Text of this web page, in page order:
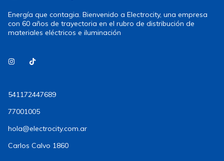
Energía que contagia. Bienvenido a Electrocity, una empresa
con 60 años de trayectoria en el rubro de distribución de
materiales eléctricos e iluminación
541172447689
77001005
hola@electrocity.com.ar
Carlos Calvo 1860